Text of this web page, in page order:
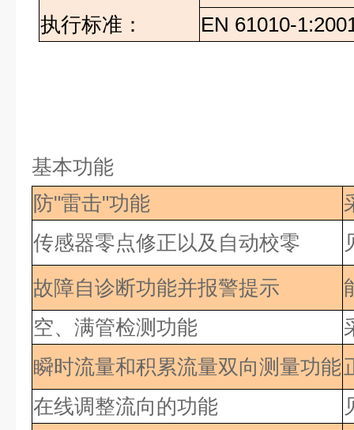
执行标准： EN 61010-
基本功能
防"雷击"功能
传感器零点修正以及自动校零
故障自诊断功能并报警提示
空、满管检测功能
瞬时流量和积累流量双向测量功能
在线调整流向的功能